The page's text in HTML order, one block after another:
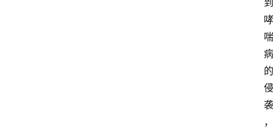
到
哮
喘
病
的
侵
袭
，